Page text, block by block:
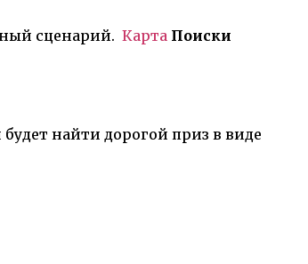
сценарий. Карта Поиски
найти дорогой приз в виде